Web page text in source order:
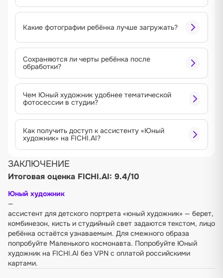
Какие фотографии ребёнка лучше загружать?
Сохраняются ли черты ребёнка после
обработки?
Чем Юный художник удобнее тематической
фотосессии в студии?
Как получить доступ к ассистенту «Юный
художник» на FICHI.AI?
ЗАКЛЮЧЕНИЕ
Итоговая оценка FICHI.AI: 9.4/10
Юный художник
—
ассистент для детского портрета «юный художник» — берет,
комбинезон, кисть и студийный свет задаются текстом, лицо
ребёнка остаётся узнаваемым. Для смежного образа
попробуйте Маленького космонавта. Попробуйте Юный
художник на FICHI.AI без VPN с оплатой российскими
картами.